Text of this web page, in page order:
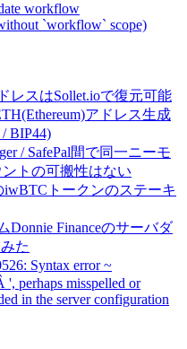
workflow
`workflow` scope)
レスはSollet.ioで復元可能
アドレス生成
BIP44)
/ SafePal間で同一ニーモ
トの可搬性はない
iwBTCトークンのステーキ
Donnie Financeのサーバダ
た
Syntax error ~
perhaps misspelled or
in the server configuration